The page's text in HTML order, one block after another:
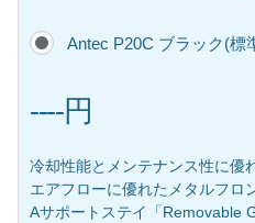
Antec P20C ブラック(標
----円
冷却性能とメンテナンス性に優
エアフローに優れたメタルフロ
Aサポートステイ「Removable